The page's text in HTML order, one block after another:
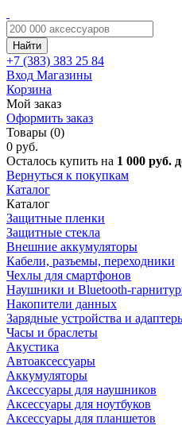
Найти
+7 (383) 383 25 84
Вход Магазины
Корзина
Мой заказ
Оформить заказ
Товары (0)
0 руб.
Осталось купить на 1 000 руб.
Вернуться к покупкам
Каталог
Каталог
Защитные пленки
Защитные стекла
Внешние аккумуляторы
Кабели, разъемы, переходники
Чехлы для смартфонов
Наушники и Bluetooth-
Накопители данных
Зарядные устройства и
Часы и браслеты
Акустика
Автоаксессуары
Аккумуляторы
Аксессуары для наушников
Аксессуары для ноутбуков
Аксессуары для планшетов